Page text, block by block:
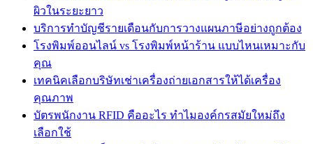
ผิวในระยะยาว
บริการทำบัญชีรายเดือนกับการวางแผนภาษีอย่างถูกต้อง
โรงพิมพ์ออนไลน์ vs โรงพิมพ์หน้าร้าน แบบไหนเหมาะกับ
คุณ
เทคนิคเลือกบริษัทเช่าเครื่องถ่ายเอกสารให้ได้เครื่อง
คุณภาพ
บัตรพนักงาน RFID คืออะไร ทำไมองค์กรสมัยใหม่ถึง
เลือกใช้